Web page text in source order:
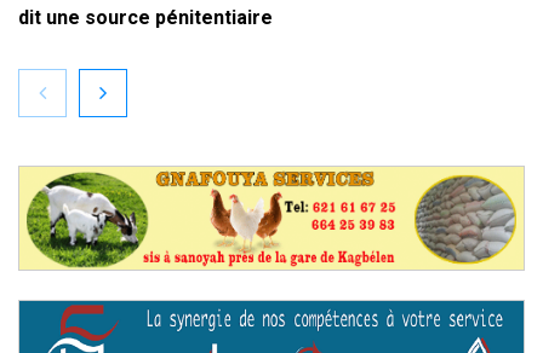
dit une source pénitentiaire